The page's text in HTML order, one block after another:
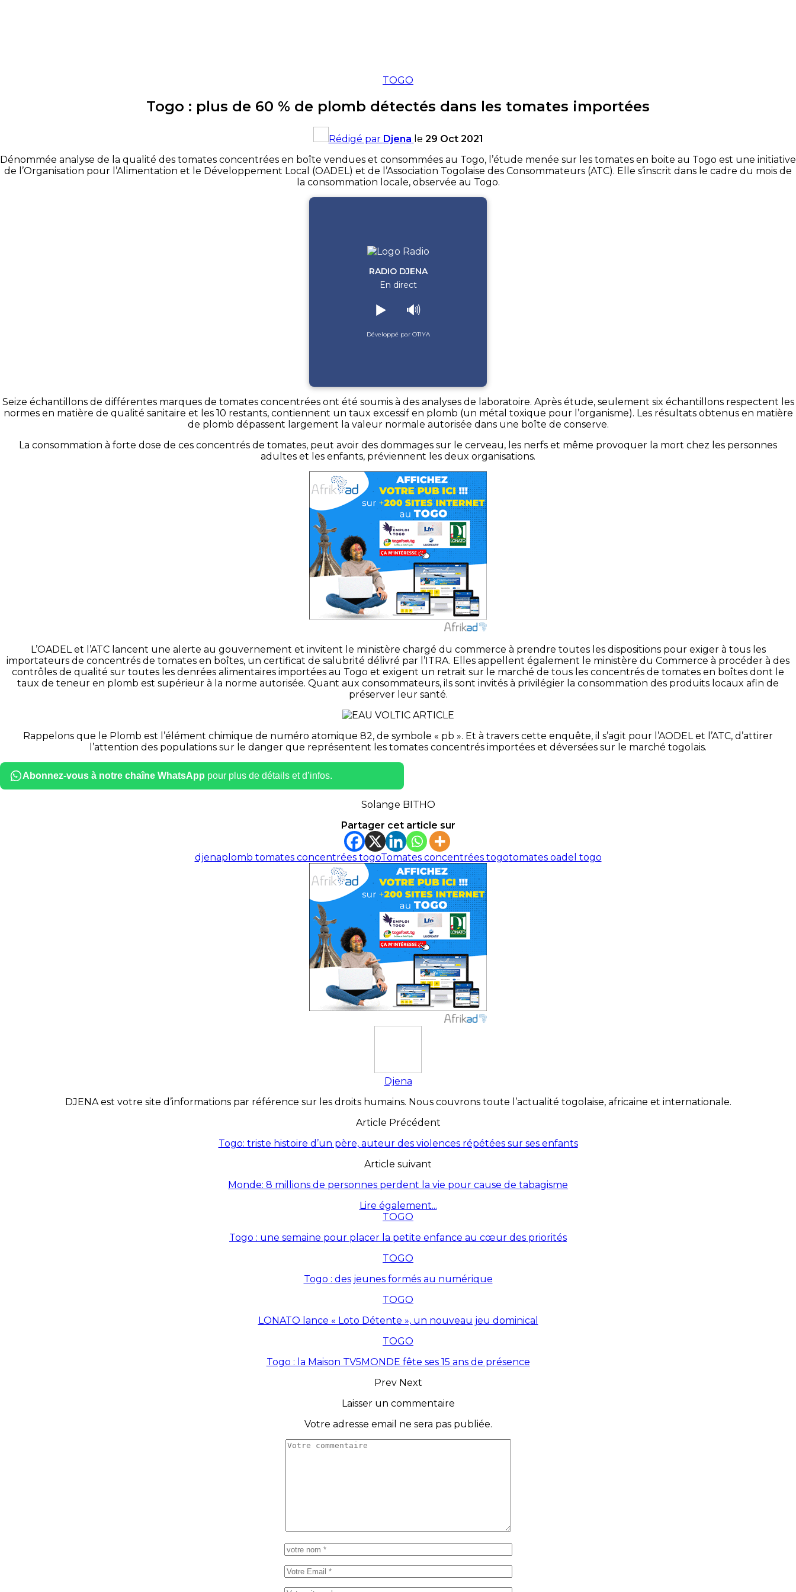
TOGO
Togo : plus de 60 % de plomb détectés dans les tomates importées
Rédigé par Djena le 29 Oct 2021
Dénommée analyse de la qualité des tomates concentrées en boîte vendues et consommées au Togo, l’étude menée sur les tomates en boite au Togo est une initiative
de l’Organisation pour l’Alimentation et le Développement Local (OADEL) et de l’Association Togolaise des Consommateurs (ATC). Elle s’inscrit dans le cadre du mois de
la consommation locale, observée au Togo.
RADIO DJENA
En direct
▶️ 🔊
Développé par OTIYA
Seize échantillons de différentes marques de tomates concentrées ont été soumis à des analyses de laboratoire. Après étude, seulement six échantillons respectent les
normes en matière de qualité sanitaire et les 10 restants, contiennent un taux excessif en plomb (un métal toxique pour l’organisme). Les résultats obtenus en matière
de plomb dépassent largement la valeur normale autorisée dans une boîte de conserve.
La consommation à forte dose de ces concentrés de tomates, peut avoir des dommages sur le cerveau, les nerfs et même provoquer la mort chez les personnes
adultes et les enfants, préviennent les deux organisations.
L’OADEL et l’ATC lancent une alerte au gouvernement et invitent le ministère chargé du commerce à prendre toutes les dispositions pour exiger à tous les
importateurs de concentrés de tomates en boîtes, un certificat de salubrité délivré par l’ITRA. Elles appellent également le ministère du Commerce à procéder à des
contrôles de qualité sur toutes les denrées alimentaires importées au Togo et exigent un retrait sur le marché de tous les concentrés de tomates en boîtes dont le
taux de teneur en plomb est supérieur à la norme autorisée. Quant aux consommateurs, ils sont invités à privilégier la consommation des produits locaux afin de
préserver leur santé.
Rappelons que le Plomb est l’élément chimique de numéro atomique 82, de symbole « pb ». Et à travers cette enquête, il s’agit pour l’AODEL et l’ATC, d’attirer
l’attention des populations sur le danger que représentent les tomates concentrés importées et déversées sur le marché togolais.
Abonnez-vous à notre chaîne WhatsApp pour plus de détails et d’infos.
Solange BITHO
Partager cet article sur
djenaplomb tomates concentrées togoTomates concentrées togotomates oadel togo
Djena
DJENA est votre site d’informations par référence sur les droits humains. Nous couvrons toute l’actualité togolaise, africaine et internationale.
Article Précédent
Togo: triste histoire d’un père, auteur des violences répétées sur ses enfants
Article suivant
Monde: 8 millions de personnes perdent la vie pour cause de tabagisme
Lire également...
TOGO
Togo : une semaine pour placer la petite enfance au cœur des priorités
TOGO
Togo : des jeunes formés au numérique
TOGO
LONATO lance « Loto Détente », un nouveau jeu dominical
TOGO
Togo : la Maison TV5MONDE fête ses 15 ans de présence
Prev Next
Laisser un commentaire
Votre adresse email ne sera pas publiée.